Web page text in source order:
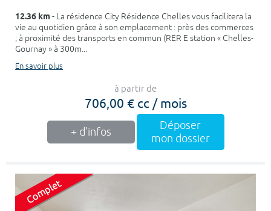
12.36 km- La résidence City Résidence Chelles vous facilitera la
vie au quotidien grâce à son emplacement : près des commerces
; à proximité des transports en commun (RER E station « Chelles-
Gournay » à 300m...
En savoir plus
à partir de
706,00 € cc / mois
+ d'infos
Déposer
mon dossier